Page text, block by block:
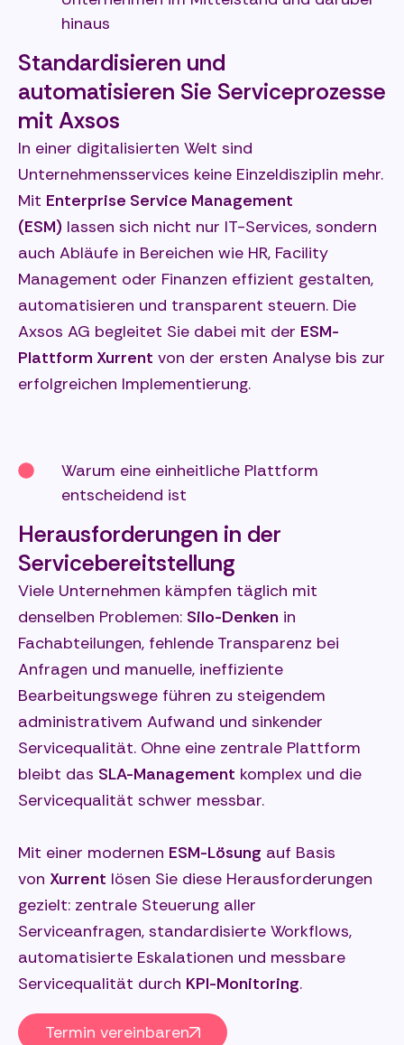
hinaus
Standardisieren und
automatisieren Sie Serviceprozesse
mit Axsos
In einer digitalisierten Welt sind
Unternehmensservices keine Einzeldisziplin mehr.
Mit Enterprise Service Management
(ESM) lassen sich nicht nur IT-Services, sondern
auch Abläufe in Bereichen wie HR, Facility
Management oder Finanzen effizient gestalten,
automatisieren und transparent steuern. Die
Axsos AG begleitet Sie dabei mit der ESM-
Plattform Xurrent von der ersten Analyse bis zur
erfolgreichen Implementierung.
Warum eine einheitliche Plattform
entscheidend ist
Herausforderungen in der
Servicebereitstellung
Viele Unternehmen kämpfen täglich mit
denselben Problemen: Silo-Denken in
Fachabteilungen, fehlende Transparenz bei
Anfragen und manuelle, ineffiziente
Bearbeitungswege führen zu steigendem
administrativem Aufwand und sinkender
Servicequalität. Ohne eine zentrale Plattform
bleibt das SLA-Management komplex und die
Servicequalität schwer messbar.
Mit einer modernen ESM-Lösung auf Basis
von Xurrent lösen Sie diese Herausforderungen
gezielt: zentrale Steuerung aller
Serviceanfragen, standardisierte Workflows,
automatisierte Eskalationen und messbare
Servicequalität durch KPI-Monitoring.
Termin vereinbaren